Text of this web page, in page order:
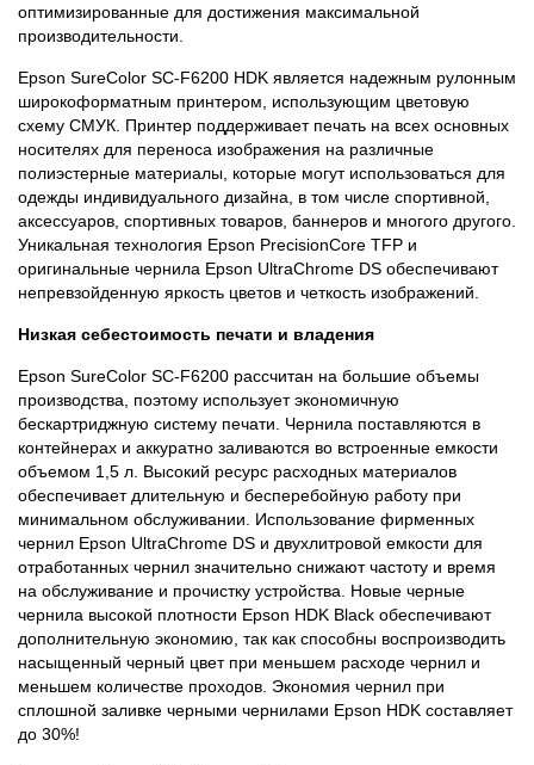
оптимизированные для достижения максимальной
производительности.
Epson SureColor SC-F6200 HDK является надежным рулонным
широкоформатным принтером, использующим цветовую
схему СМУК. Принтер поддерживает печать на всех основных
носителях для переноса изображения на различные
полиэстерные материалы, которые могут использоваться для
одежды индивидуального дизайна, в том числе спортивной,
аксессуаров, спортивных товаров, баннеров и многого другого.
Уникальная технология Epson PrecisionCore TFP и
оригинальные чернила Epson UltraChrome DS обеспечивают
непревзойденную яркость цветов и четкость изображений.
Низкая себестоимость печати и владения
Epson SureColor SC-F6200 рассчитан на большие объемы
производства, поэтому использует экономичную
бескартриджную систему печати. Чернила поставляются в
контейнерах и аккуратно заливаются во встроенные емкости
объемом 1,5 л. Высокий ресурс расходных материалов
обеспечивает длительную и бесперебойную работу при
минимальном обслуживании. Использование фирменных
чернил Epson UltraChrome DS и двухлитровой емкости для
отработанных чернил значительно снижают частоту и время
на обслуживание и прочистку устройства. Новые черные
чернила высокой плотности Epson HDK Black обеспечивают
дополнительную экономию, так как способны воспроизводить
насыщенный черный цвет при меньшем расходе чернил и
меньшем количестве проходов. Экономия чернил при
сплошной заливке черными чернилами Epson HDK составляет
до 30%!